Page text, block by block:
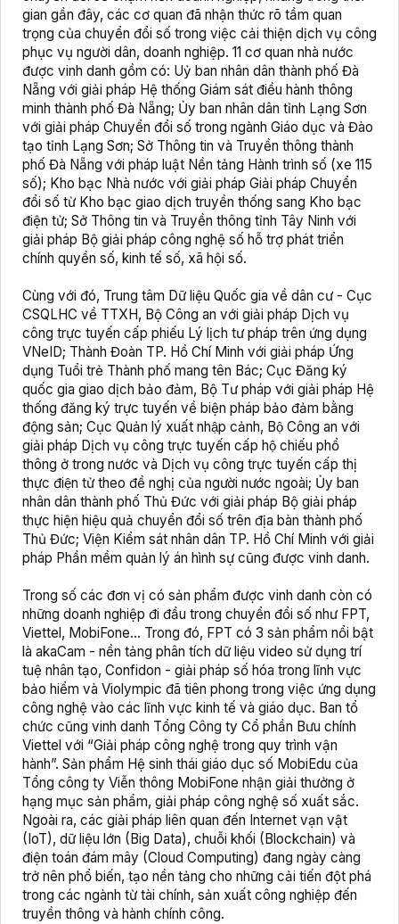
gian gần đây, các cơ quan đã nhận thức rõ tầm quan
trọng của chuyển đổi số trong việc cải thiện dịch vụ công
phục vụ người dân, doanh nghiệp. 11 cơ quan nhà nước
được vinh danh gồm có: Uỷ ban nhân dân thành phố Đà
Nẵng với giải pháp Hệ thống Giám sát điều hành thông
minh thành phố Đà Nẵng; Ủy ban nhân dân tỉnh Lạng Sơn
với giải pháp Chuyển đổi số trong ngành Giáo dục và Đào
tạo tỉnh Lạng Sơn; Sở Thông tin và Truyền thông thành
phố Đà Nẵng với pháp luật Nền tảng Hành trình số (xe 115
số); Kho bạc Nhà nước với giải pháp Giải pháp Chuyển
đổi số từ Kho bạc giao dịch truyền thống sang Kho bạc
điện tử; Sở Thông tin và Truyền thông tỉnh Tây Ninh với
giải pháp Bộ giải pháp công nghệ số hỗ trợ phát triển
chính quyền số, kinh tế số, xã hội số.
Cùng với đó, Trung tâm Dữ liệu Quốc gia về dân cư - Cục
CSQLHC về TTXH, Bộ Công an với giải pháp Dịch vụ
công trực tuyến cấp phiếu Lý lịch tư pháp trên ứng dụng
VNeID; Thành Đoàn TP. Hồ Chí Minh với giải pháp Ứng
dụng Tuổi trẻ Thành phố mang tên Bác; Cục Đăng ký
quốc gia giao dịch bảo đảm, Bộ Tư pháp với giải pháp Hệ
thống đăng ký trực tuyến về biện pháp bảo đảm bằng
động sản; Cục Quản lý xuất nhập cảnh, Bộ Công an với
giải pháp Dịch vụ công trực tuyến cấp hộ chiếu phổ
thông ở trong nước và Dịch vụ công trực tuyến cấp thị
thực điện tử theo đề nghị của người nước ngoài; Ủy ban
nhân dân thành phố Thủ Đức với giải pháp Bộ giải pháp
thực hiện hiệu quả chuyển đổi số trên địa bàn thành phố
Thủ Đức; Viện Kiểm sát nhân dân TP. Hồ Chí Minh với giải
pháp Phần mềm quản lý án hình sự cũng được vinh danh.
Trong số các đơn vị có sản phẩm được vinh danh còn có
những doanh nghiệp đi đầu trong chuyển đổi số như FPT,
Viettel, MobiFone... Trong đó, FPT có 3 sản phẩm nổi bật
là akaCam - nền tảng phân tích dữ liệu video sử dụng trí
tuệ nhân tạo, Confidon - giải pháp số hóa trong lĩnh vực
bảo hiểm và Violympic đã tiên phong trong việc ứng dụng
công nghệ vào các lĩnh vực kinh tế và giáo dục. Ban tổ
chức cũng vinh danh Tổng Công ty Cổ phần Bưu chính
Viettel với “Giải pháp công nghệ trong quy trình vận
hành”. Sản phẩm Hệ sinh thái giáo dục số MobiEdu của
Tổng công ty Viễn thông MobiFone nhận giải thưởng ở
hạng mục sản phẩm, giải pháp công nghệ số xuất sắc.
Ngoài ra, các giải pháp liên quan đến Internet vạn vật
(IoT), dữ liệu lớn (Big Data), chuỗi khối (Blockchain) và
điện toán đám mây (Cloud Computing) đang ngày càng
trở nên phổ biến, tạo nền tảng cho những cải tiến đột phá
trong các ngành từ tài chính, sản xuất công nghiệp đến
truyền thông và hành chính công.